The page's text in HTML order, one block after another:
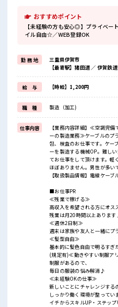
おすすめポイント
【未経験の方も安心◎】プライベ
イル自由☆／WEB登録OK
勤 務 地
三重県伊賀市
【最寄駅】猪田道 ／ 伊賀鉄
給 与 【時給】1,200円
職 種 製造（加工)
仕事内容
【業務内容詳細】≪空調完
ーの製造業務≫ケーブルのプ
包、検査のお仕事です。ケー
ーを製造する機械OP。難し
てお仕事をして頂けます。軽
ほぼありません。男性が多い
【取扱製品情報】電線ケーブ
■お仕事PR
≪残業で稼げる≫
高収入を希望される方にオス
残業は月20時間以上ありま
≪週休2日制≫
週末は家族や友人と一緒にプ
≪髪型自由≫
基本的に髪色自由で明るすぎ
(規定有)≪動きやすい制服ア
制服があるので、
毎日の服装の悩み解消♪
≪未経験OKの仕事≫
新しいことにチャレンジする
しっかり働く環境が整ってい
イチからスキルUP・ステッ